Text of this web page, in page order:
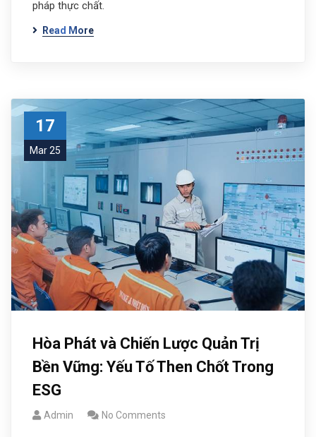
pháp thực chất.
Read More
17
Mar 25
Hòa Phát và Chiến Lược Quản Trị
Bền Vững: Yếu Tố Then Chốt Trong
ESG
Admin No Comments